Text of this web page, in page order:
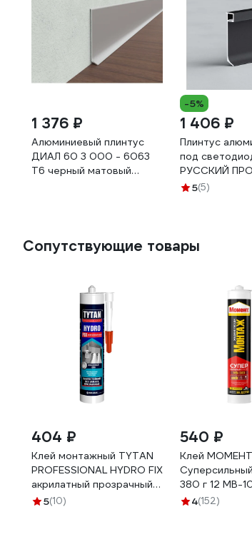
1 376 ₽
Алюминиевый плинтус
ДИАЛ 60 3 000 - 6063
Т6 черный матовый
-5%
1 406 ₽
Плинтус
под
РУССКИЙ
21-60мм led
4680427143274
5(5)
Сопутствующие товары
404 ₽
Клей монтажный TYTAN
PROFESSIONAL HYDRO FIX
акрилатный прозрачный
310 мл 274655
5(10)
540 ₽
Клей
380 г 12 МB-
4(152)